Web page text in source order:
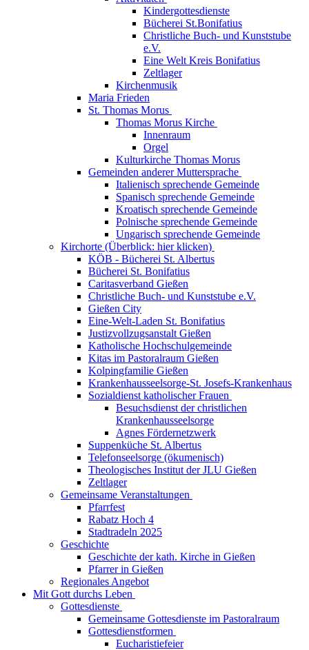
Kindergottesdienste
Bücherei St.Bonifatius
Christliche Buch- und Kunststube
e.V.
Eine Welt Kreis Bonifatius
Zeltlager
Kirchenmusik
Maria Frieden
St. Thomas Morus
Thomas Morus Kirche
Innenraum
Orgel
Kulturkirche Thomas Morus
Gemeinden anderer Muttersprache
Italienisch sprechende Gemeinde
Spanisch sprechende Gemeinde
Kroatisch sprechende Gemeinde
Polnische sprechende Gemeinde
Ungarisch sprechende Gemeinde
Kirchorte (Überblick: hier klicken)
KÖB - Bücherei St. Albertus
Bücherei St. Bonifatius
Caritasverband Gießen
Christliche Buch- und Kunststube e.V.
Gießen City
Eine-Welt-Laden St. Bonifatius
Justizvollzugsanstalt Gießen
Katholische Hochschulgemeinde
Kitas im Pastoralraum Gießen
Kolpingfamilie Gießen
Krankenhausseelsorge-St. Josefs-Krankenhaus
Sozialdienst katholischer Frauen
Besuchsdienst der christlichen
Krankenhausseelsorge
Agnes Fördernetzwerk
Suppenküche St. Albertus
Telefonseelsorge (ökumenisch)
Theologisches Institut der JLU Gießen
Zeltlager
Gemeinsame Veranstaltungen
Pfarrfest
Rabatz Hoch 4
Stadtradeln 2025
Geschichte
Geschichte der kath. Kirche in Gießen
Pfarrer in Gießen
Regionales Angebot
Mit Gott durchs Leben
Gottesdienste
Gemeinsame Gottesdienste im Pastoralraum
Gottesdienstformen
Eucharistiefeier